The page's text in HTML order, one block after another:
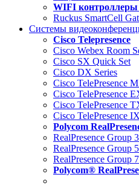
WIFI контроллеры
Ruckus SmartCell
Системы
Cisco Telepresence
Cisco Webex Room
Cisco SX Quick Set
Cisco DX Series
Cisco TelePresence
Cisco TelePresence
Cisco TelePresence
Cisco TelePresence
Polycom
RealPresence Group
RealPresence Group
RealPresence Group
Polycom®